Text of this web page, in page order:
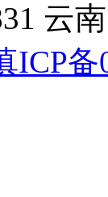
云
ICP备